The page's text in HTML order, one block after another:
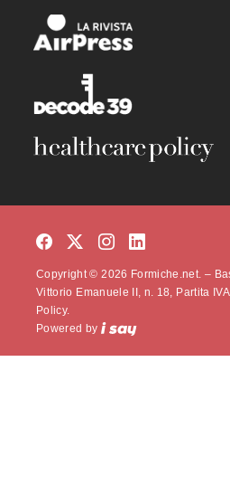
Copyright © 2026 Formiche.net. –
Vittorio Emanuele II, n. 18, Partita
Policy.
Powered by